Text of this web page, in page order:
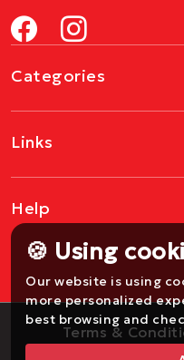
🍪 Using
Our website is using
more personalized
best browsing and
Categories
Links
Help
Terms &